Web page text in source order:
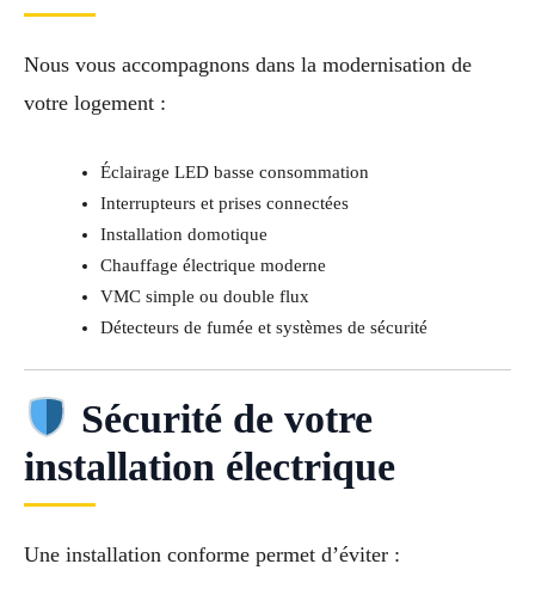
Nous vous accompagnons dans la modernisation de
votre logement :
Éclairage LED basse consommation
Interrupteurs et prises connectées
Installation domotique
Chauffage électrique moderne
VMC simple ou double flux
Détecteurs de fumée et systèmes de sécurité
Sécurité de votre
installation électrique
Une installation conforme permet d’éviter :